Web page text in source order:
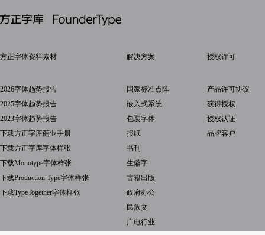
方正字体资料素材
2026字体趋势报告
2025字体趋势报告
2023字体趋势报告
下载方正字库商业手册
下载方正字库字体样张
下载Monotype字体样张
下载Production Type字体样张
下载TypeTogether字体样张
解决方案
国家标准点阵
嵌入式系统
包装字体
报纸
书刊
生僻字
古籍出版
政府办公
民族文
广电行业
授权许可
产品许可协议
获得授权
授权认证
品牌客户